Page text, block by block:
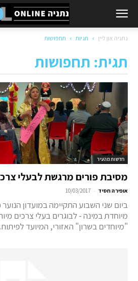
נתניה און ליין תגיות תחפושות
תגית: תחפושות
חדשות מהעיר
מסיבת פורים מרגשת לבעלי
אופירה חסיד -
10/03/2017
ביום שני השבוע התקיימה במועדון
מיוחדת במינה - לבוגרים בעלי צרכים
"מיוחדים בשרון" האזורי, המיועד